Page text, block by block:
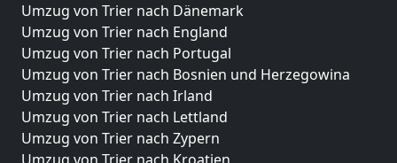
Umzug von Trier nach Dänemark
Umzug von Trier nach England
Umzug von Trier nach Portugal
Umzug von Trier nach Bosnien und Herzegowina
Umzug von Trier nach Irland
Umzug von Trier nach Lettland
Umzug von Trier nach Zypern